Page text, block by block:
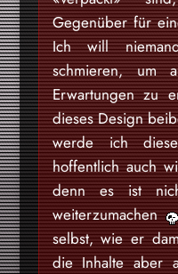
Gegenüber für
Ich will
schmieren, um
Erwartungen zu
dieses Design
werde ich diese
hoffentlich auch
denn es ist
weiterzumachen
selbst, wie er
die Inhalte aber